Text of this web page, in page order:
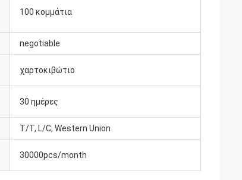
100 κομμάτια
negotiable
χαρτοκιβώτιο
30 ημέρες
T/T, L/C, Western Union
30000pcs/month